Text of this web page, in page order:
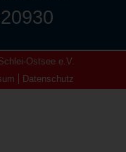
Ostsee e.V.
Datenschutz